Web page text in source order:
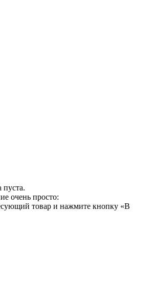
очень просто:
товар и нажмите кнопку «В